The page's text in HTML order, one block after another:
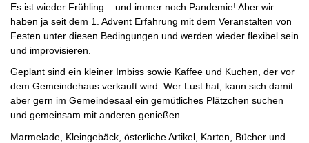
Es ist wieder Frühling – und immer noch Pandemie! Aber wir
haben ja seit dem 1. Advent Erfahrung mit dem Veranstalten von
Festen unter diesen Bedingungen und werden wieder flexibel sein
und improvisieren.
Geplant sind ein kleiner Imbiss sowie Kaffee und Kuchen, der vor
dem Gemeindehaus verkauft wird. Wer Lust hat, kann sich damit
aber gern im Gemeindesaal ein gemütliches Plätzchen suchen
und gemeinsam mit anderen genießen.
Marmelade, Kleingebäck, österliche Artikel, Karten, Bücher und